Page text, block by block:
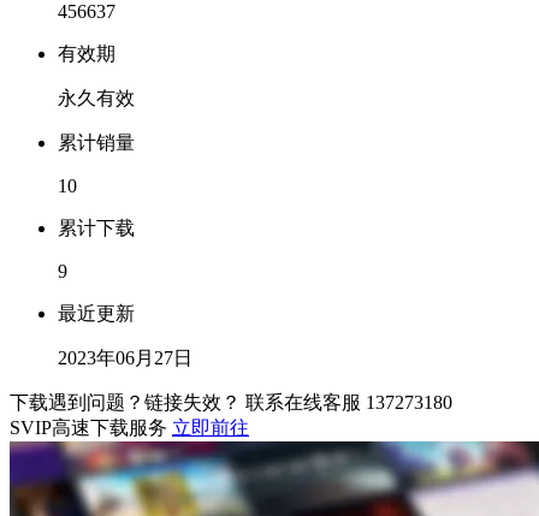
456637
有效期
永久有效
累计销量
10
累计下载
9
最近更新
2023年06月27日
下载遇到问题？链接失效？ 联系在线客服 137273180
SVIP高速下载服务 立即前往